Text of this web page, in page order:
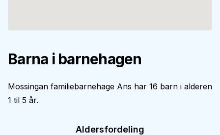
Barna i barnehagen
Mossingan familiebarnehage Ans har 16 barn i alderen
1 til 5 år.
Aldersfordeling